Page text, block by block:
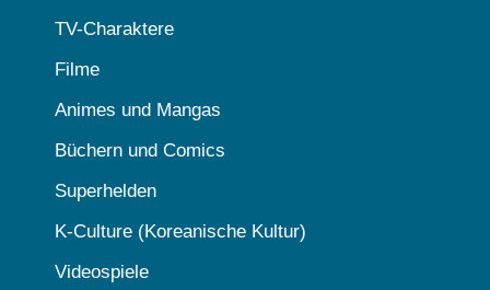
TV-Charaktere
Filme
Animes und Mangas
Büchern und Comics
Superhelden
K-Culture (Koreanische Kultur)
Videospiele